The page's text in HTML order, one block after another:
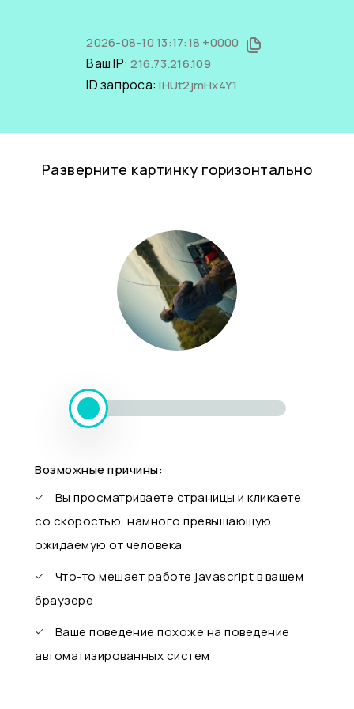
2026-08-10 13:17:18 +0000
Ваш IP:216.73.216.109
ID запроса:IHUt2jmHx4Y1
Разверните картинку горизонтально
Возможные причины:
Вы просматриваете страницы и кликаете
со скоростью, намного превышающую
ожидаемую от человека
Что-то мешает работе javascript в вашем
браузере
Ваше поведение похоже на поведение
автоматизированных систем